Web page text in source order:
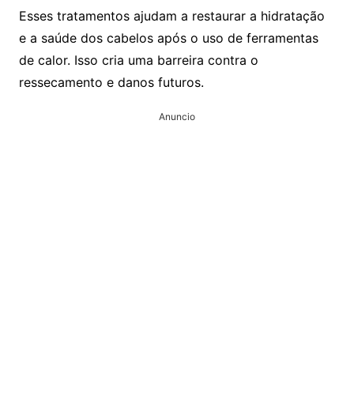
Esses tratamentos ajudam a restaurar a hidratação
e a saúde dos cabelos após o uso de ferramentas
de calor. Isso cria uma barreira contra o
ressecamento e danos futuros.
Anuncio